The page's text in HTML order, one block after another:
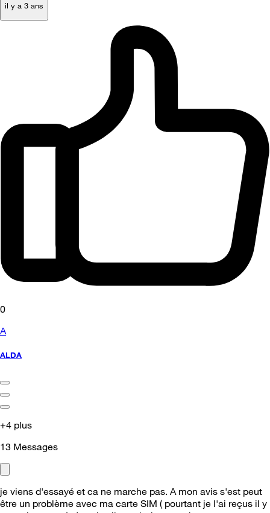
il y a 3 ans
0
A
ALDA
+4 plus
13 Messages
je viens d'essayé et ca ne marche pas. A mon avis s'est peut
être un problème avec ma carte SIM ( pourtant je l'ai reçus il y